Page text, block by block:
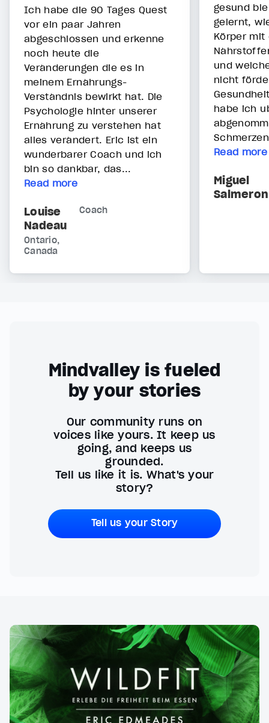
Ich habe die 90 Tages Quest
vor ein paar Jahren
abgeschlossen und erkenne
noch heute die
Veränderungen die es in
meinem Ernährungs-
Verständnis bewirkt hat. Die
Psychologie hinter unserer
Ernährung zu verstehen hat
alles verändert. Eric ist ein
wunderbarer Coach und ich
bin so dankbar, das...
Read more
Louise
Nadeau
Coach
Ontario,
Canada
gesund
gelernt,
Körper
und
nicht
habe ich
Read more
Miguel
Salmeron
Mindvalley is fueled
by your stories
Our community runs on
voices like yours. It keep us
going, and keeps us
grounded.
Tell us like it is. What's your
story?
Tell us your Story